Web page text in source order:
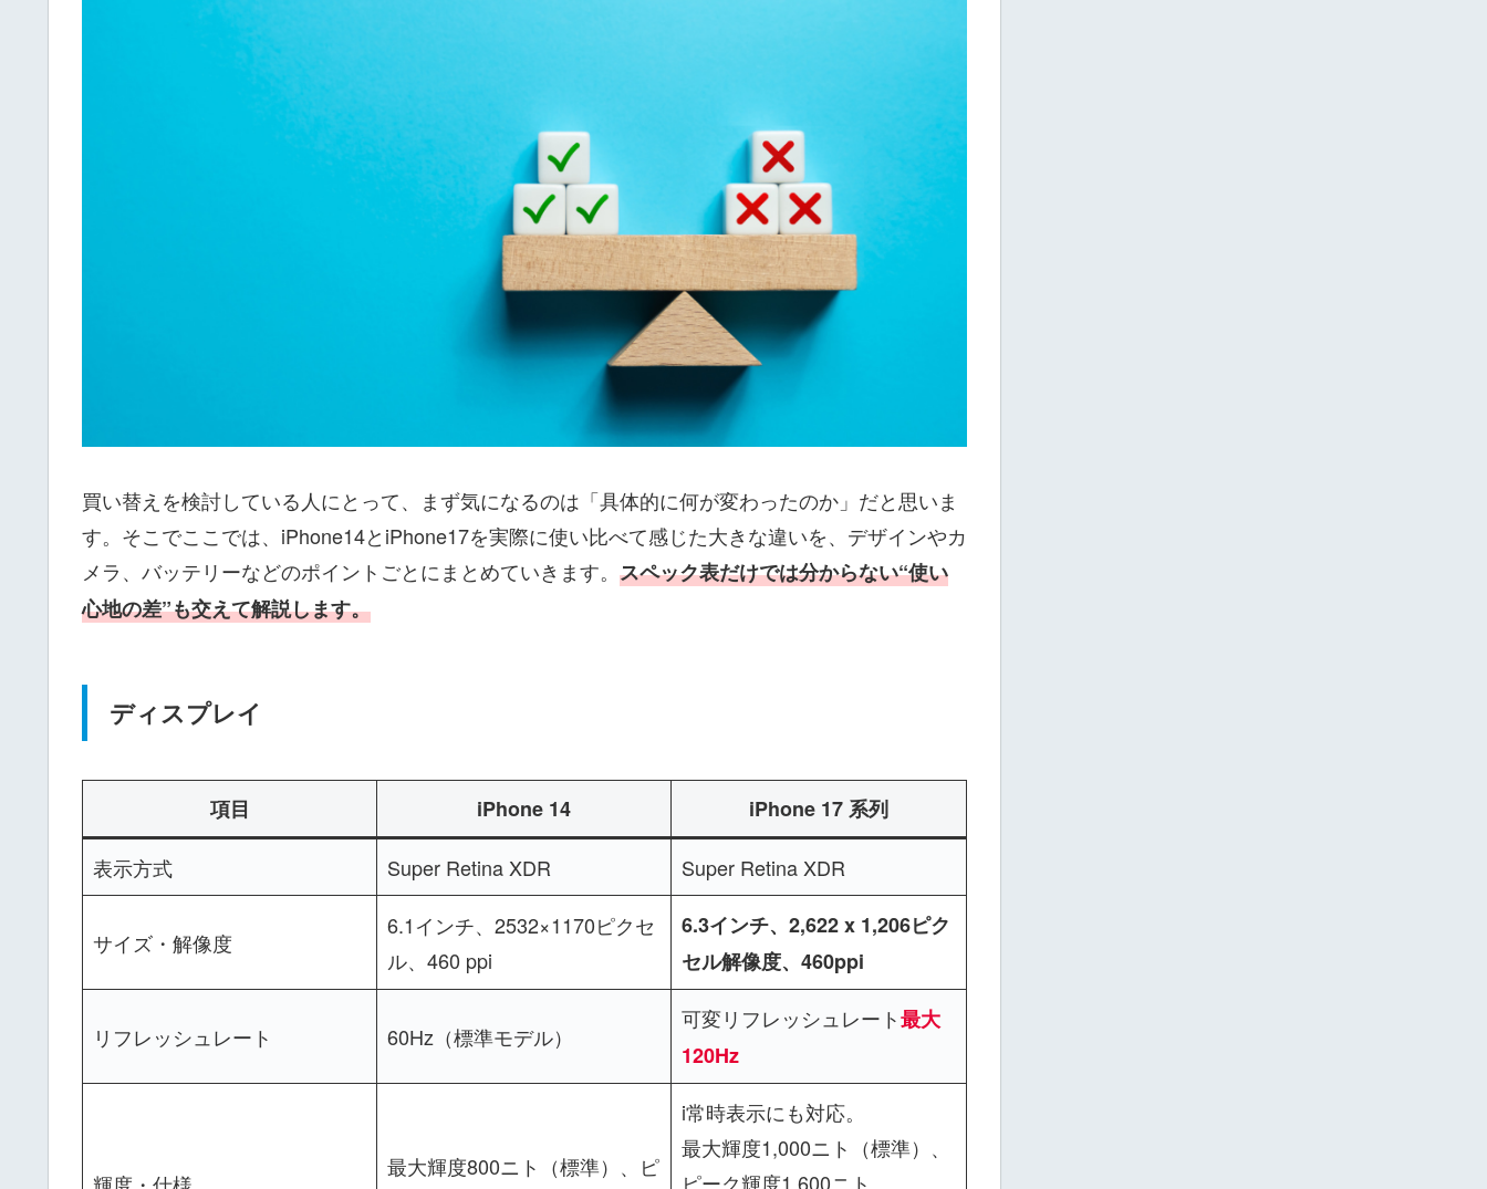
買い替えを検討している人にとって、まず気になるのは「具体的に何が変わったのか」だと思いま
す。そこでここでは、iPhone14とiPhone17を実際に使い比べて感じた大きな違いを、デザインやカ
メラ、バッテリーなどのポイントごとにまとめていきます。 スペック表だけでは分からない“使い
心地の差”も交えて解説します。
ディスプレイ
項目 iPhone 14 iPhone 17 系列
表示方式 Super Retina XDR Super Retina XDR
サイズ・解像度
6.1インチ、2532×1170ピクセ
ル、460 ppi
6.3インチ、2,622 x 1,206ピク
セル解像度、460ppi
リフレッシュレート 60Hz（標準モデル）
可変リフレッシュレート最大
120Hz
最大輝度800ニト（標準）、ピ
i常時表示にも対応。
最大輝度1,000ニト（標準）、
ピーク輝度1,600ニト